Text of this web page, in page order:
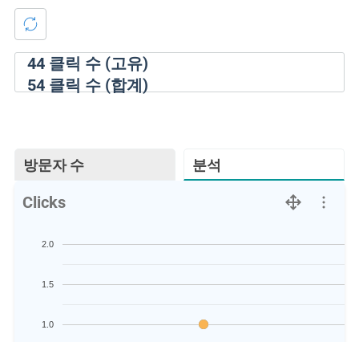
44클릭 수 (고유)
54클릭 수 (합계)
방문자 수 분석
Clicks
1.0
1.5
2.0